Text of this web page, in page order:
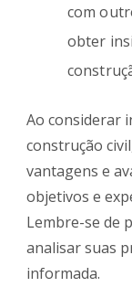
com
obter
Ao considerar
construção
vantagens e
objetivos e
Lembre-se de
analisar suas
informada.